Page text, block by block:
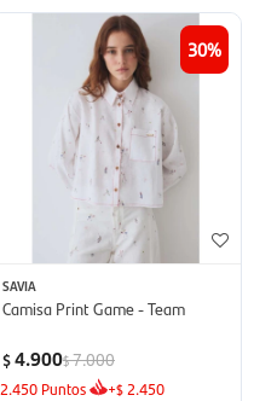
30
SAVIA
Camisa Print Game - Team
$4.900$7.000
2.450 Puntos +$ 2.450